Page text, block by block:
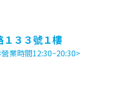
１３３號１樓
業時間12:30~20:30>